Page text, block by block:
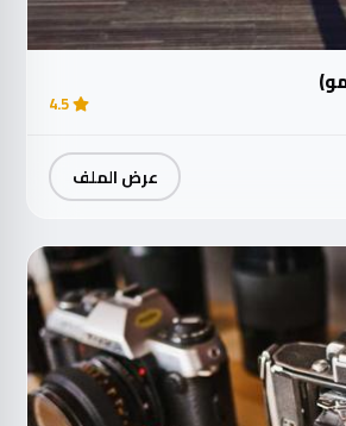
4.5
عرض الملف